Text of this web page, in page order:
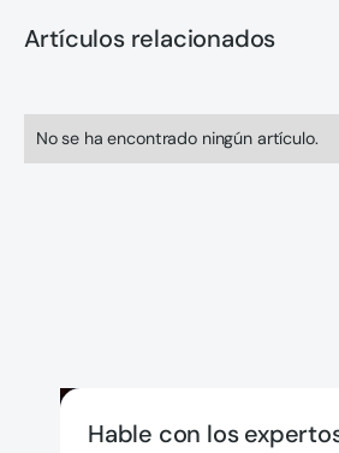
Artículos relacionados
No se ha encontrado ningún artículo.
Hable con los